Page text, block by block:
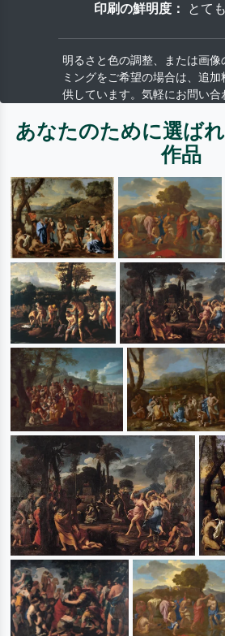
印刷の鮮明度： とて
明るさと色の調整、または画像
ミングをご希望の場合は、追
供しています。気軽にお問い合
あなたのために選ば
作品